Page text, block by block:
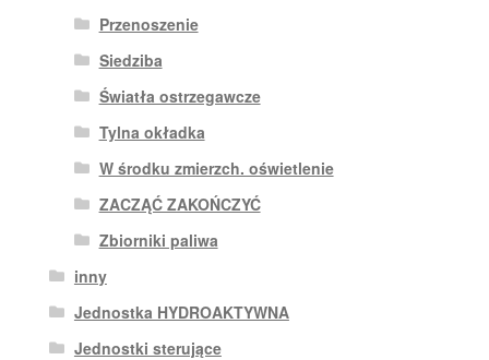
Przenoszenie
Siedziba
Światła ostrzegawcze
Tylna okładka
W środku zmierzch. oświetlenie
ZACZĄĆ ZAKOŃCZYĆ
Zbiorniki paliwa
inny
Jednostka HYDROAKTYWNA
Jednostki sterujące